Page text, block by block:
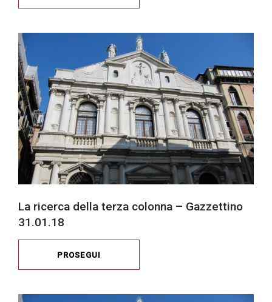
La ricerca della terza colonna – Gazzettino
31.01.18
PROSEGUI